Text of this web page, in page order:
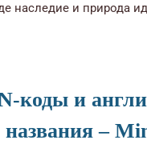
наследие и природа
коды и
названия –